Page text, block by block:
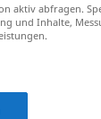
aktiv abfragen.
und Inhalte,